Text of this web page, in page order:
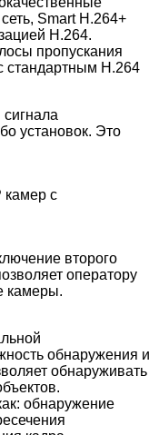
Smart H.264+
H.264.
пропускания
стандартным H.264
установок. Это
камер с
второго
оператору
камеры.
обнаружения и
обнаруживать
обнаружение